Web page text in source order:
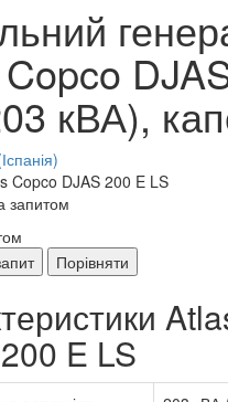
кВА),
Copco DJAS 200 E LS
запитом
Порівняти
E LS